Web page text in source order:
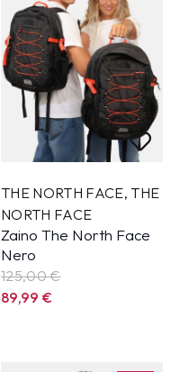
THE NORTH FACE, THE
NORTH FACE
Zaino The North Face
Nero
125,00 €
89,99€